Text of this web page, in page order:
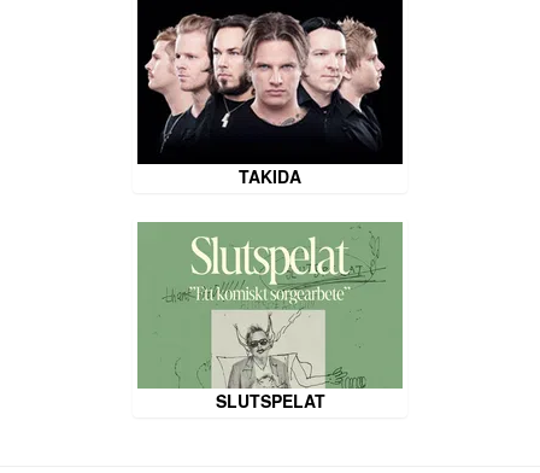
TAKIDA
SLUTSPELAT